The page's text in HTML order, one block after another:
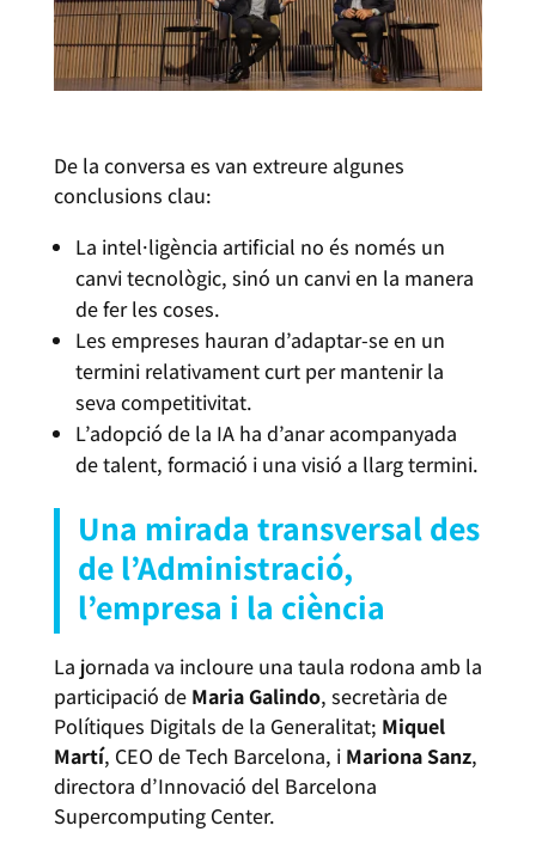
De la conversa es van extreure algunes
conclusions clau:
La intel·ligència artificial no és només un
canvi tecnològic, sinó un canvi en la manera
de fer les coses.
Les empreses hauran d’adaptar-se en un
termini relativament curt per mantenir la
seva competitivitat.
L’adopció de la IA ha d’anar acompanyada
de talent, formació i una visió a llarg termini.
Una mirada transversal des
de l’Administració,
l’empresa i la ciència
La jornada va incloure una taula rodona amb la
participació de Maria Galindo, secretària de
Polítiques Digitals de la Generalitat; Miquel
Martí, CEO de Tech Barcelona, i Mariona Sanz,
directora d’Innovació del Barcelona
Supercomputing Center.